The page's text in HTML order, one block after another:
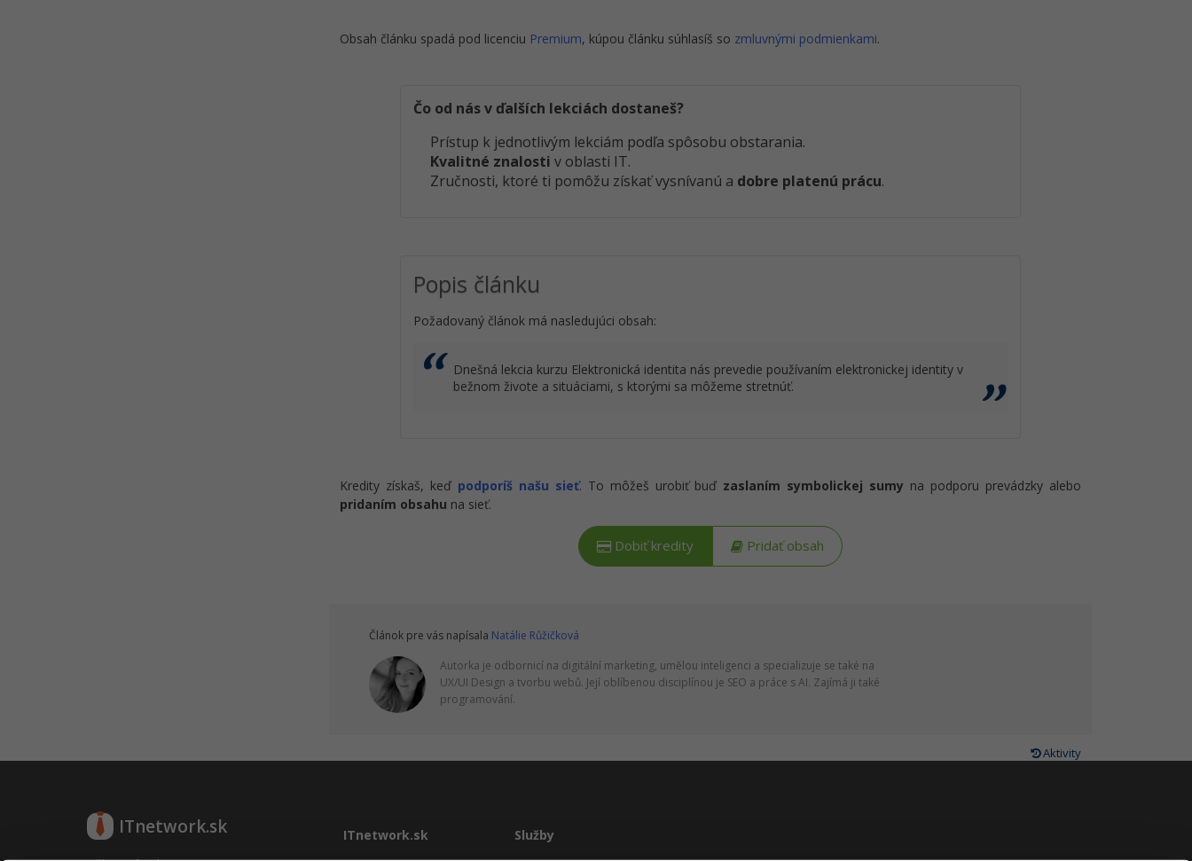
Obsah článku spadá pod licenciu Premium, kúpou článku súhlasíš so zmluvnými podmienkami.
Čo od nás v ďalších lekciách dostaneš?
Prístup k jednotlivým lekciám podľa spôsobu obstarania.
Kvalitné znalosti v oblasti IT.
Zručnosti, ktoré ti pomôžu získať vysnívanú a dobre platenú prácu.
Popis článku
Požadovaný článok má nasledujúci obsah:
Dnešná lekcia kurzu Elektronická identita nás prevedie používaním elektronickej identity v
bežnom živote a situáciami, s ktorými sa môžeme stretnúť.
Kredity získaš, keď podporíš našu sieť. To môžeš urobiť buď zaslaním symbolickej sumy na podporu prevádzky alebo
pridaním obsahu na sieť.
Dobiť kredity Pridať obsah
Článok pre vás napísala Natálie Růžičková
Autorka je odbornicí na digitální marketing, umělou inteligenci a specializuje se také na
UX/UI Design a tvorbu webů. Její oblíbenou disciplínou je SEO a práce s AI. Zajímá ji také
programování.
Aktivity
ITnetwork.sk ITnetwork.sk Služby